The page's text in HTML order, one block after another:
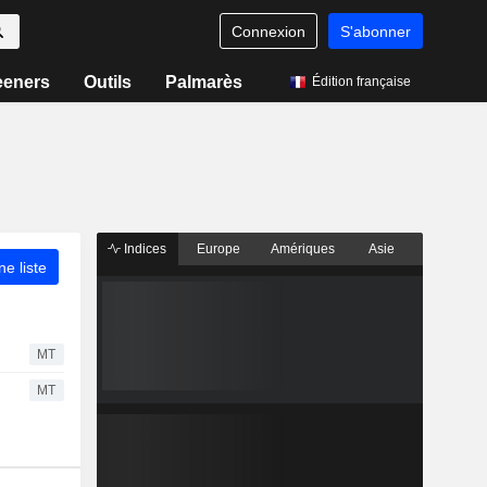
Connexion S'abonner
Outils Palmarès Édition française
liste
MT
MT
Indices Europe Amériques Asie